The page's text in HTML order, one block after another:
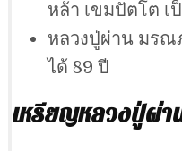
หล้า เขมปัตโต เ
หลวงปู่ผ่าน มรณ
ได้ 89 ปี
เหรียญหลวงปู่ผ่า